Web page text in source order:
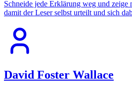
Schneide jede Erklärung weg und zeige
damit der Leser selbst urteilt und sich
David Foster Wallace